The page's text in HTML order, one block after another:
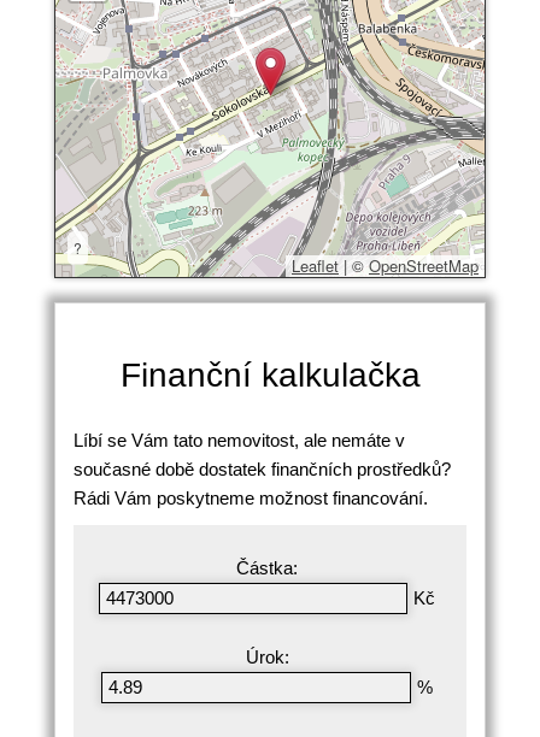
?
Leaflet | © OpenStreetMap
Finanční kalkulačka
Líbí se Vám tato nemovitost, ale nemáte v
současné době dostatek finančních prostředků?
Rádi Vám poskytneme možnost financování.
Částka:
Kč
Úrok:
%